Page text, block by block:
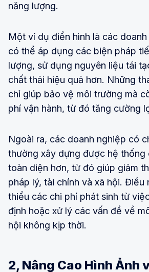
năng lượng.
Một ví dụ điển hình là các
có thể áp dụng các biện pháp
lượng, sử dụng nguyên liệu tái
chất thải hiệu quả hơn. Những
chỉ giúp bảo vệ môi trường mà
phí vận hành, từ đó tăng cường
Ngoài ra, các doanh nghiệp có
thường xây dựng được hệ thống
toàn diện hơn, từ đó giúp giảm
pháp lý, tài chính và xã hội. Điều
thiểu các chi phí phát sinh từ
định hoặc xử lý các vấn đề về
hội không kịp thời.
2, Nâng Cao Hình Ảnh